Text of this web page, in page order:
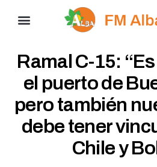
Ramal C-15:
el puerto de
pero también
debe tener
Chile y